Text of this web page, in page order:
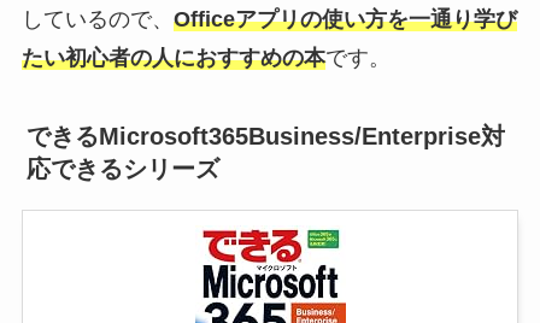
しているので、 Officeアプリの使い方を一通り学び
たい初心者の人におすすめの本です。
できるMicrosoft365Business/Enterprise対
応できるシリーズ